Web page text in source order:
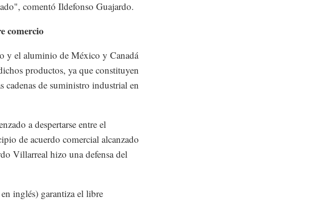
comentó Ildefonso Guajardo.
comercio
y el aluminio de México y Canadá
productos, ya que constituyen
cadenas de suministro industrial en
a despertarse entre el
de acuerdo comercial alcanzado
Villarreal hizo una defensa del
inglés) garantiza el libre